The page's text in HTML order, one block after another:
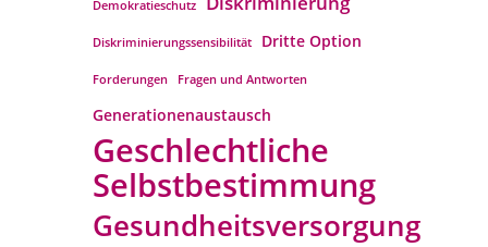
Demokratieschutz
Diskriminierungssensibilität Dritte Option
Forderungen Fragen und Antworten
Generationenaustausch
Geschlechtliche
Selbstbestimmung
Gesundheitsversorgung